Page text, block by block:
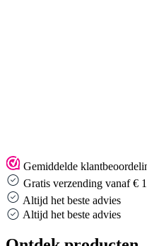
Gemiddelde
Gratis verzending vanaf €
Altijd het beste advies
Altijd het beste advies